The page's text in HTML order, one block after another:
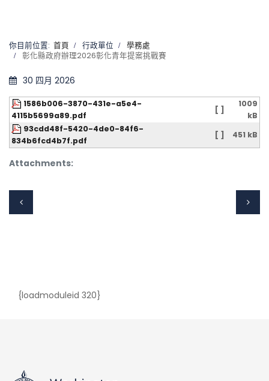
你目前位置: 首頁 行政單位
學務處
彰化縣政府辦理2026彰化青年提案挑戰賽
30 四月 2026
Attachments:
1586b006-3870-431e-a5e4-
4115b5699a89.pdf
[ ]
1009
kB
93cdd48f-5420-4de0-84f6-
834b6fcd4b7f.pdf
[ ] 451 kB
{loadmoduleid 320}